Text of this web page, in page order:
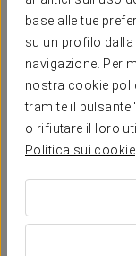
base alle tue
su un profilo dalla
navigazione. Per
nostra cookie
tramite il pulsante
o rifiutare il loro
Politica sui cookie